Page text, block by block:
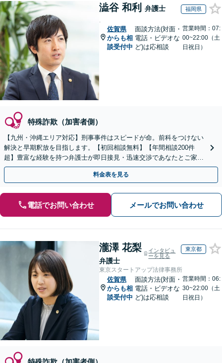
澁谷 和利 弁護士 福岡県
.
佐賀県
からも相
談受付中
面談方法(対面・
電話・ビデオな
ど)は応相談
営業時間：07:
00~22:00（土
日祝日）
特殊詐欺（加害者側）
【九州・沖縄エリア対応】刑事事件はスピードが命。前科をつけない
解決と早期釈放を目指します。【初回相談無料】【年間相談200件
超】豊富な経験を持つ弁護士が即日接見・迅速交渉であなたとご家族
を守ります。今すぐご相談ください【英語対応可能】
料金表を見る
電話でお問い合わせ メールでお問い合わせ
瀧澤 花梨
弁護士
インタビュ
ーを見る
東京都
東京スタートアップ法律事務所
佐賀県
からも相
談受付中
面談方法(対面・
電話・ビデオな
ど)は応相談
営業時間：06:
30~22:00（土
日祝日）